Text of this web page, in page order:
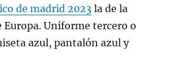
de madrid 2023 la de la
Europa. Uniforme tercero o
azul, pantalón azul y